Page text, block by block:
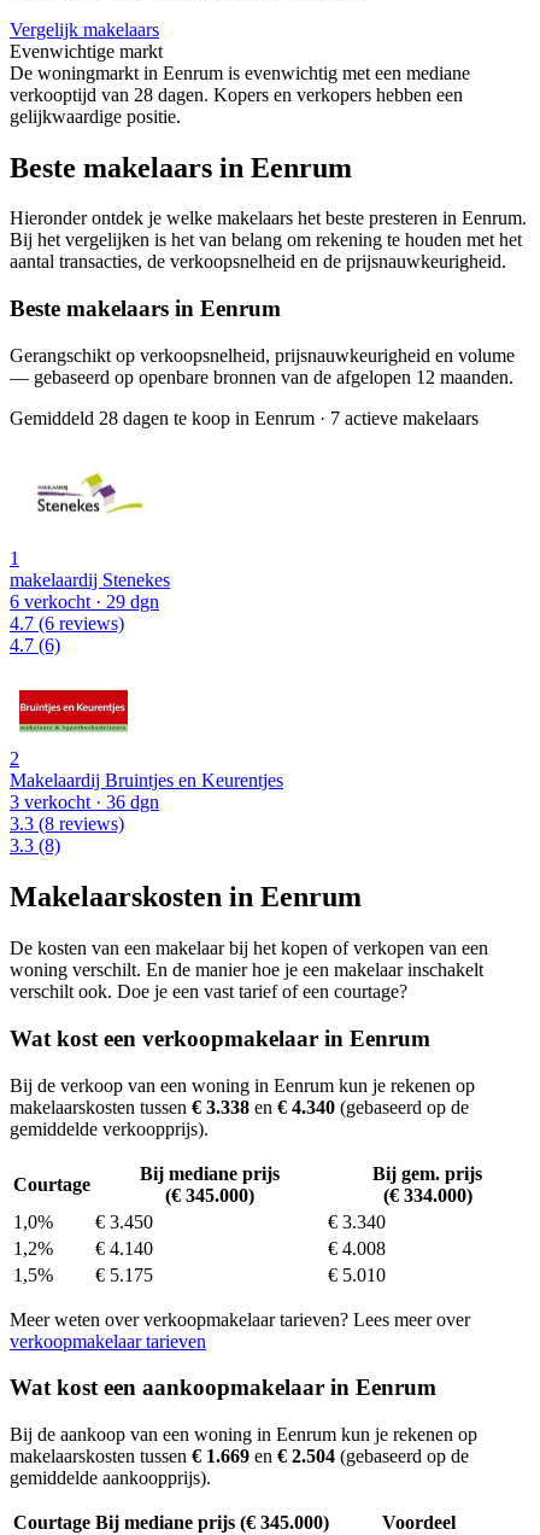
Vergelijk makelaars
Evenwichtige markt
De woningmarkt in Eenrum is evenwichtig met een mediane
verkooptijd van 28 dagen. Kopers en verkopers hebben een
gelijkwaardige positie.
Beste makelaars in Eenrum
Hieronder ontdek je welke makelaars het beste presteren in Eenrum.
Bij het vergelijken is het van belang om rekening te houden met het
aantal transacties, de verkoopsnelheid en de prijsnauwkeurigheid.
Beste makelaars in Eenrum
Gerangschikt op verkoopsnelheid, prijsnauwkeurigheid en volume
— gebaseerd op openbare bronnen van de afgelopen 12 maanden.
Gemiddeld 28 dagen te koop in Eenrum · 7 actieve makelaars
1
makelaardij Stenekes
6 verkocht· 29 dgn
4.7 (6 reviews)
4.7 (6)
2
Makelaardij Bruintjes en Keurentjes
3 verkocht· 36 dgn
3.3 (8 reviews)
3.3 (8)
Makelaarskosten in Eenrum
De kosten van een makelaar bij het kopen of verkopen van een
woning verschilt. En de manier hoe je een makelaar inschakelt
verschilt ook. Doe je een vast tarief of een courtage?
Wat kost een verkoopmakelaar in Eenrum
Bij de verkoop van een woning in Eenrum kun je rekenen op
makelaarskosten tussen € 3.338 en € 4.340 (gebaseerd op de
gemiddelde verkoopprijs).
Courtage
Bij mediane prijs
(€ 345.000)
Bij gem. prijs
(€ 334.000)
1,0%
€ 3.450
€ 3.340
1,2%
€ 4.140
€ 4.008
1,5%
€ 5.175 € 5.010
Meer weten over verkoopmakelaar tarieven? Lees meer over
verkoopmakelaar tarieven
Wat kost een aankoopmakelaar in Eenrum
Bij de aankoop van een woning in Eenrum kun je rekenen op
makelaarskosten tussen € 1.669 en € 2.504 (gebaseerd op de
gemiddelde aankoopprijs).
Courtage Bij mediane prijs (€ 345.000)
Voordeel